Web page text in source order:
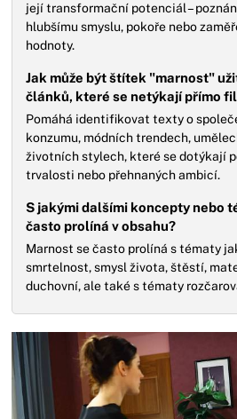
její transformační potenciál –
hlubšímu smyslu, pokoře nebo
hodnoty.
Jak může být štítek "marnost"
článků, které se netýkají přímo
Pomáhá identifikovat texty o
konzumu, módních trendech,
životních stylech, které se dotýkají
trvalosti nebo přehnaných ambicí.
S jakými dalšími koncepty nebo
často prolíná v obsahu?
Marnost se často prolíná s tématy
smrtelnost, smysl života, štěstí,
duchovní, ale také s tématy